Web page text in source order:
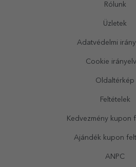
Rólunk
Üzletek
Adatvédelmi
Cookie
Oldaltérkép
Feltételek
Kedvezmény kupon
Ajándék kupon
ANPC